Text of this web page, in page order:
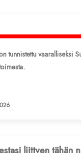
tunnistettu vaaralliseksi